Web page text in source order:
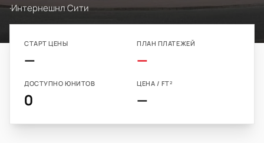
·Интернешнл Сити
СТАРТ ЦЕНЫ
—
ПЛАН ПЛАТЕЖЕЙ
—
ДОСТУПНО ЮНИТОВ
0
ЦЕНА / FT²
—